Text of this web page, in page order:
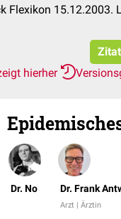
Flexikon 15.12.2003.
hierher
Dr. No Dr. Frank
Arzt | Ärztin